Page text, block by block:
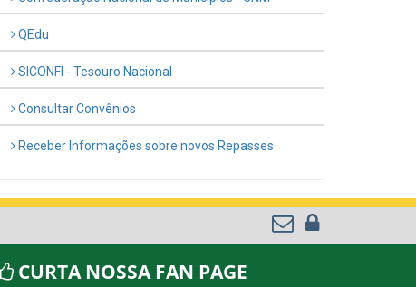
QEdu
SICONFI - Tesouro Nacional
Consultar Convênios
Receber Informações sobre novos Repasses
CURTA NOSSA FAN PAGE